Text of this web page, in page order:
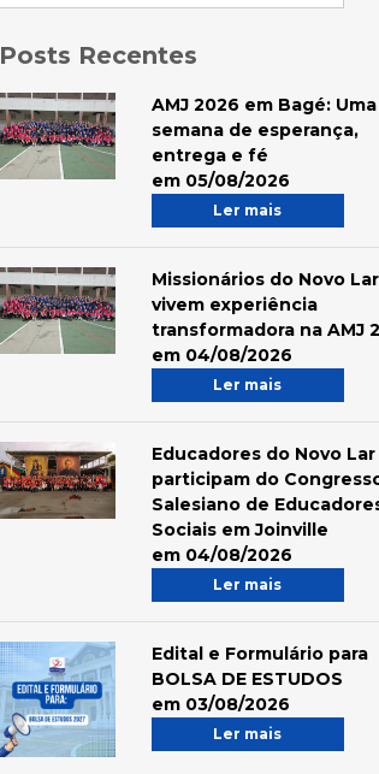
Posts Recentes
AMJ 2026 em Bagé: Uma
semana de esperança,
entrega e fé
em 05/08/2026
Ler mais
Missionários do Novo Lar
vivem experiência
transformadora na AMJ
em 04/08/2026
Ler mais
Educadores do Novo Lar
participam do
Salesiano de
Sociais em Joinville
em 04/08/2026
Ler mais
Edital e Formulário para
BOLSA DE ESTUDOS
em 03/08/2026
Ler mais